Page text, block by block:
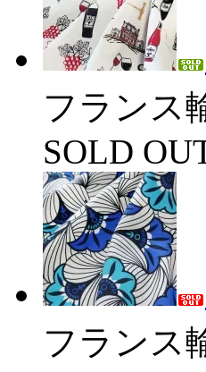
フランス
SOLD
フランス